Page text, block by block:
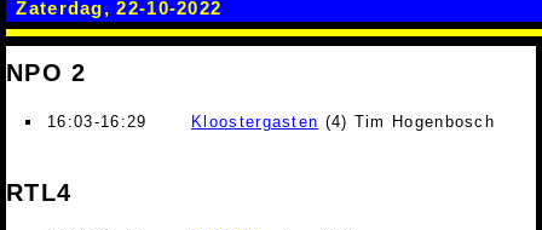
Zaterdag, 22-10-2022
NPO 2
16:03-16:29 Kloostergasten (4) Tim Hogenbosch
RTL4